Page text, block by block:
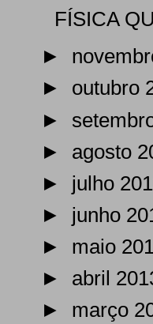
FÍSICA
►
► outubro
►
► agosto
► julho
► junho
► maio
► abril
► março